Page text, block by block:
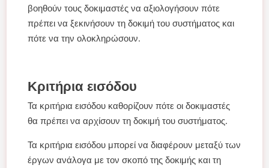
βοηθούν τους δοκιμαστές να αξιολογήσουν πότε
πρέπει να ξεκινήσουν τη δοκιμή του συστήματος και
πότε να την ολοκληρώσουν.
Κριτήρια εισόδου
Τα κριτήρια εισόδου καθορίζουν πότε οι δοκιμαστές
θα πρέπει να αρχίσουν τη δοκιμή του συστήματος.
Τα κριτήρια εισόδου μπορεί να διαφέρουν μεταξύ των
έργων ανάλογα με τον σκοπό της δοκιμής και τη